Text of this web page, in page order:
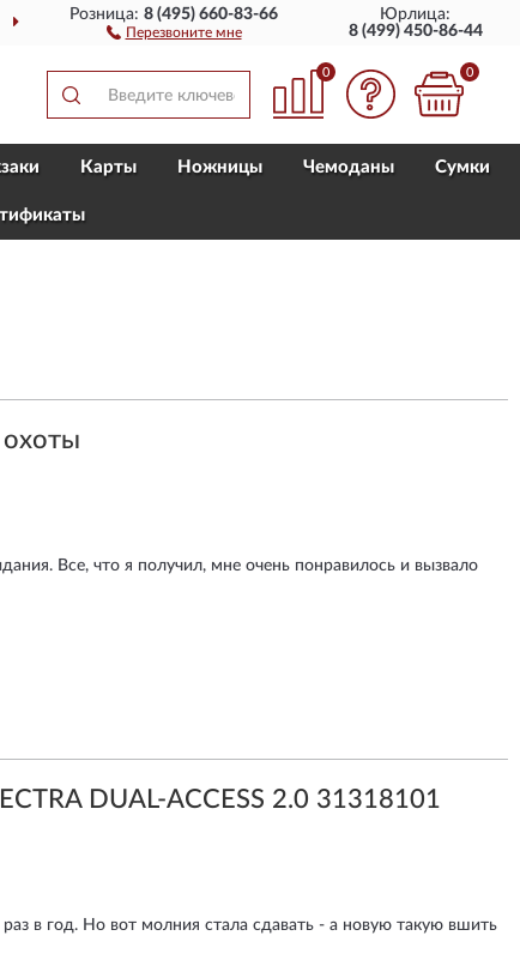
ДОСТАВИМПО ВСЕЙ РОССИИ
Розница:8 (495) 660-83-66
Перезвоните мне
Юрлица:
8 (499) 450-86-44
0 0
Карты Ножницы Чемоданы Сумки
Все, что я получил, мне очень понравилось и вызвало
DUAL-ACCESS 2.0 31318101
в год. Но вот молния стала сдавать - а новую такую вшить